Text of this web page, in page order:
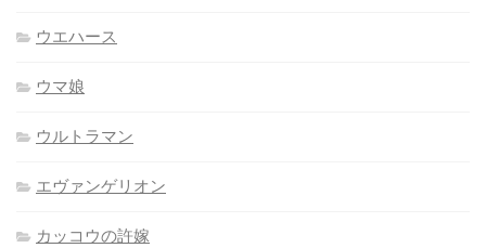
ウエハース
ウマ娘
ウルトラマン
エヴァンゲリオン
カッコウの許嫁